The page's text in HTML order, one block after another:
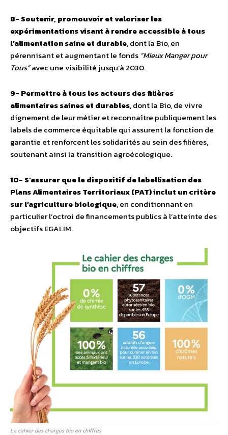
8- Soutenir, promouvoir et valoriser les
expérimentations visant à rendre accessible à tous
l’alimentation saine et durable, dont la Bio, en
pérennisant et augmentant le fonds “Mieux Manger pour
Tous”avec une visibilité jusqu’à 2030.
9- Permettre à tous les acteurs des filières
alimentaires saines et durables, dont la Bio, de vivre
dignement de leur métier et reconnaître publiquement les
labels de commerce équitable qui assurent la fonction de
garantie et renforcent les solidarités au sein des filières,
soutenant ainsi la transition agroécologique.
10- S’assurer que le dispositif de labellisation des
Plans Alimentaires Territoriaux (PAT) inclut un critère
sur l’agriculture biologique, en conditionnant en
particulier l’octroi de financements publics à l’atteinte des
objectifs EGALIM.
Le cahier des charges bio en chiffres